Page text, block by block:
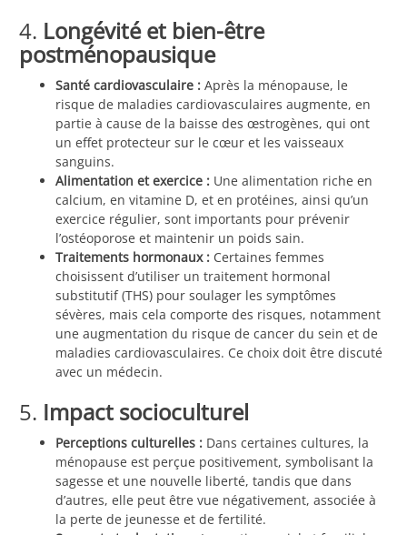
4. Longévité et bien-être
postménopausique
Santé cardiovasculaire : Après la ménopause, le
risque de maladies cardiovasculaires augmente, en
partie à cause de la baisse des œstrogènes, qui ont
un effet protecteur sur le cœur et les vaisseaux
sanguins.
Alimentation et exercice : Une alimentation riche en
calcium, en vitamine D, et en protéines, ainsi qu’un
exercice régulier, sont importants pour prévenir
l’ostéoporose et maintenir un poids sain.
Traitements hormonaux : Certaines femmes
choisissent d’utiliser un traitement hormonal
substitutif (THS) pour soulager les symptômes
sévères, mais cela comporte des risques, notamment
une augmentation du risque de cancer du sein et de
maladies cardiovasculaires. Ce choix doit être discuté
avec un médecin.
5. Impact socioculturel
Perceptions culturelles : Dans certaines cultures, la
ménopause est perçue positivement, symbolisant la
sagesse et une nouvelle liberté, tandis que dans
d’autres, elle peut être vue négativement, associée à
la perte de jeunesse et de fertilité.